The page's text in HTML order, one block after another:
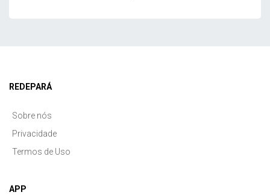
REDEPARÁ
Sobre nós
Privacidade
Termos de Uso
APP